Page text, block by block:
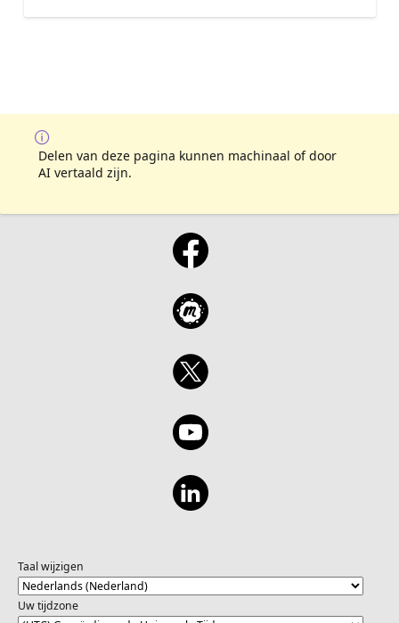
Delen van deze pagina kunnen machinaal of door
AI vertaald zijn.
Taal wijzigen
Uw tijdzone